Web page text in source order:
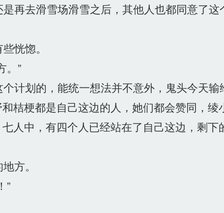
再去滑雪场滑雪之后，其他人也都同意了这
恍惚。
。”
计划的，能统一想法并不意外，鬼头今天输
桔梗都是自己这边的人，她们都会赞同，绫
人中，有四个人已经站在了自己这边，剩下
方。
”